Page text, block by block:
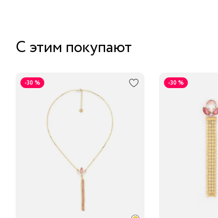
С этим покупают
-30 % -30 %